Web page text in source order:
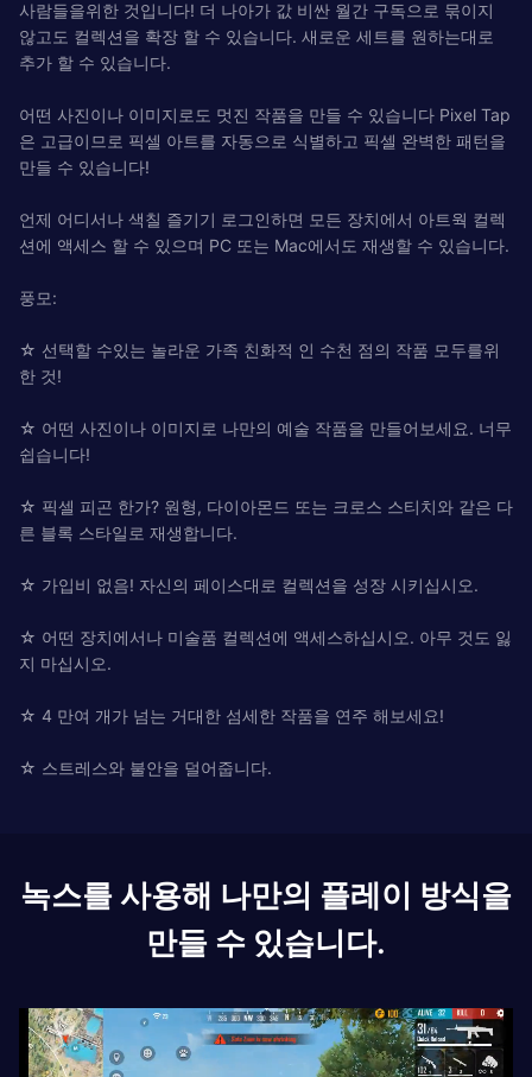
사람들을위한 것입니다! 더 나아가 값 비싼 월간 구독으로 묶이지
않고도 컬렉션을 확장 할 수 있습니다. 새로운 세트를 원하는대로
추가 할 수 있습니다.
어떤 사진이나 이미지로도 멋진 작품을 만들 수 있습니다 Pixel Tap
은 고급이므로 픽셀 아트를 자동으로 식별하고 픽셀 완벽한 패턴을
만들 수 있습니다!
언제 어디서나 색칠 즐기기 로그인하면 모든 장치에서 아트웍 컬렉
션에 액세스 할 수 있으며 PC 또는 Mac에서도 재생할 수 있습니다.
풍모:
☆ 선택할 수있는 놀라운 가족 친화적 인 수천 점의 작품 모두를위
한 것!
☆ 어떤 사진이나 이미지로 나만의 예술 작품을 만들어보세요. 너무
쉽습니다!
☆ 픽셀 피곤 한가? 원형, 다이아몬드 또는 크로스 스티치와 같은 다
른 블록 스타일로 재생합니다.
☆ 가입비 없음! 자신의 페이스대로 컬렉션을 성장 시키십시오.
☆ 어떤 장치에서나 미술품 컬렉션에 액세스하십시오. 아무 것도 잃
지 마십시오.
☆ 4 만여 개가 넘는 거대한 섬세한 작품을 연주 해보세요!
☆ 스트레스와 불안을 덜어줍니다.
녹스를 사용해 나만의 플레이 방식을
만들 수 있습니다.